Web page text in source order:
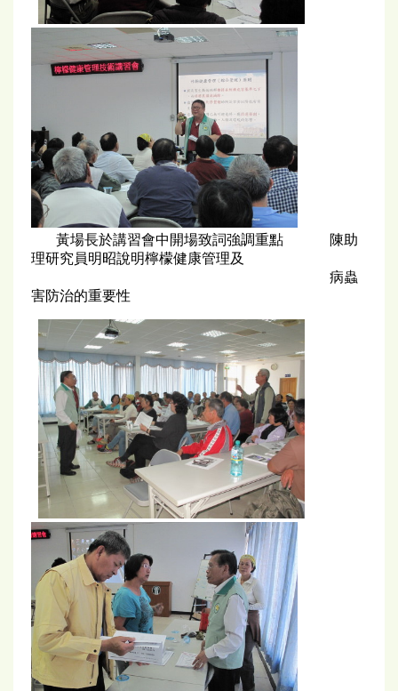
黃場長於講習會中開場致詞強調重點 陳助
理研究員明昭說明檸檬健康管理及
病蟲
害防治的重要性